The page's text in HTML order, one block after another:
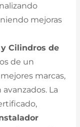
mejoras
Cilindros de
de un
marcas,
La